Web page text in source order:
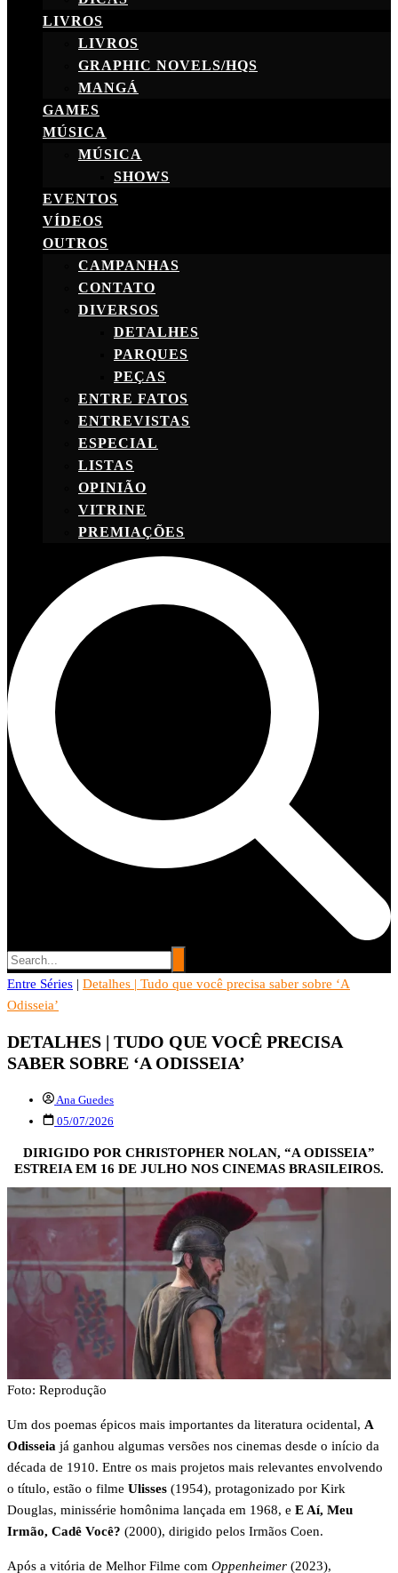
LIVROS
LIVROS
GRAPHIC NOVELS/HQS
MANGÁ
GAMES
MÚSICA
MÚSICA
SHOWS
EVENTOS
VÍDEOS
OUTROS
CAMPANHAS
CONTATO
DIVERSOS
DETALHES
PARQUES
PEÇAS
ENTRE FATOS
ENTREVISTAS
ESPECIAL
LISTAS
OPINIÃO
VITRINE
PREMIAÇÕES
Entre Séries
Entretenha-se!
Entre Séries | Detalhes | Tudo que você precisa saber sobre ‘A
Odisseia’
DETALHES | TUDO QUE VOCÊ PRECISA
SABER SOBRE ‘A ODISSEIA’
Ana Guedes
05/07/2026
DIRIGIDO POR CHRISTOPHER NOLAN, “A ODISSEIA”
ESTREIA EM 16 DE JULHO NOS CINEMAS BRASILEIROS.
Foto: Reprodução
Um dos poemas épicos mais importantes da literatura ocidental, A
Odisseia já ganhou algumas versões nos cinemas desde o início da
década de 1910. Entre os mais projetos mais relevantes envolvendo
o título, estão o filme Ulisses (1954), protagonizado por Kirk
Douglas, minissérie homônima lançada em 1968, e E Aí, Meu
Irmão, Cadê Você? (2000), dirigido pelos Irmãos Coen.
Após a vitória de Melhor Filme com Oppenheimer (2023),